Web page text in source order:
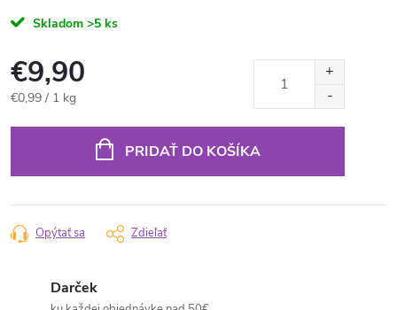
Skladom >5 ks
€9,90
Jednotková
€0,99 / 1 kg
PRIDAŤ DO KOŠÍKA
Opýtať sa Zdieľať
Darček